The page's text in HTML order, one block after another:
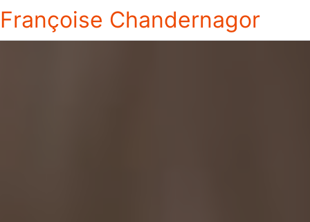
Françoise Chandernagor